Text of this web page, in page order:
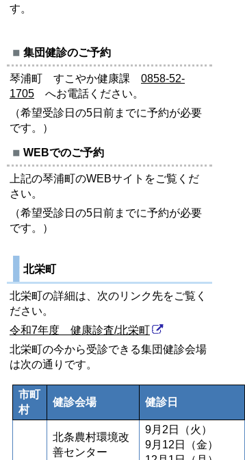
す。
集団健診のご予約
琴浦町 すこやか健康課 0858-52-
1705 へお電話ください。
（希望受診日の5日前までに予約が必要
です。）
WEBでのご予約
上記の琴浦町のWEBサイトをご覧くだ
さい。
（希望受診日の5日前までに予約が必要
です。）
北栄町
北栄町の詳細は、次のリンク先をご覧く
ださい。
令和7年度 健康診査/北栄町
北栄町の今から受診できる集団健診会場
は次の通りです。
市町
村
健診会場 健診日
北条農村環境改
善センター
9月2日（火）
9月12日（金）